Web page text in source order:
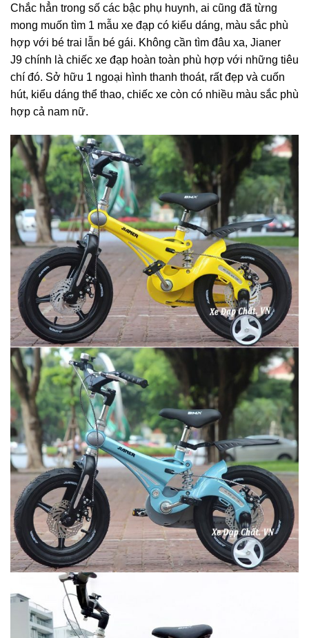
Chắc hẳn trong số các bậc phụ huynh, ai cũng đã từng
mong muốn tìm 1 mẫu xe đạp có kiểu dáng, màu sắc phù
hợp với bé trai lẫn bé gái. Không cần tìm đâu xa, Jianer
J9 chính là chiếc xe đạp hoàn toàn phù hợp với những tiêu
chí đó. Sở hữu 1 ngoại hình thanh thoát, rất đẹp và cuốn
hút, kiểu dáng thể thao, chiếc xe còn có nhiều màu sắc phù
hợp cả nam nữ.